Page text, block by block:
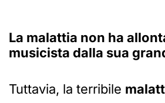
La malattia non ha
musicista dalla sua
Tuttavia, la terribile